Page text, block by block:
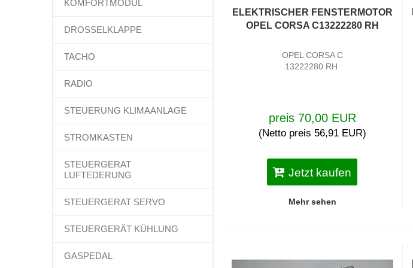
KOMFORTMODUL
DROSSELKLAPPE
TACHO
RADIO
STEUERUNG KLIMAANLAGE
STROMKASTEN
STEUERGERAT
LUFTEDERUNG
STEUERGERAT SERVO
STEUERGERÄT KÜHLUNG
GASPEDAL
ELEKTRISCHER FENSTERMOTOR
OPEL CORSA C13222280 RH
OPEL CORSA C
13222280 RH
preis 70,00 EUR
(Netto preis 56,91 EUR)
Jetzt kaufen
Mehr sehen